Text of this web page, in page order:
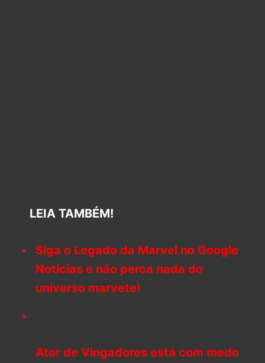
LEIA TAMBÉM!
Siga o Legado da Marvel no Google
Notícias e não perca nada do
universo marvete!
Ator de Vingadores está com medo